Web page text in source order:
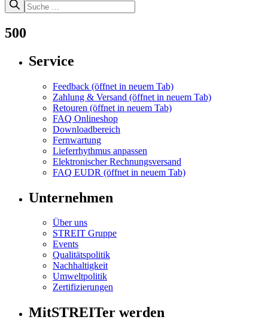
500
Service
Feedback (öffnet in neuem Tab)
Zahlung & Versand (öffnet in neuem Tab)
Retouren (öffnet in neuem Tab)
FAQ Onlineshop
Downloadbereich
Fernwartung
Lieferrhythmus anpassen
Elektronischer Rechnungsversand
FAQ EUDR (öffnet in neuem Tab)
Unternehmen
Über uns
STREIT Gruppe
Events
Qualitätspolitik
Nachhaltigkeit
Umweltpolitik
Zertifizierungen
MitSTREITer werden